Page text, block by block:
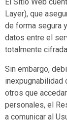
El Sitio Web
Layer), que
de forma segura
datos entre el
totalmente
Sin embargo,
inexpugnabilidad
otros que
personales, el
a comunicar al